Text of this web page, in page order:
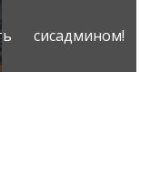
сисадмином!